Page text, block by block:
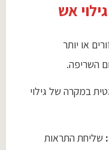
אש
או יותר
השריפה.
במקרה של גילוי
שליחת התראות